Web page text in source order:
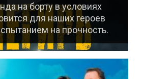
на борту в условиях
для наших героев
на прочность.